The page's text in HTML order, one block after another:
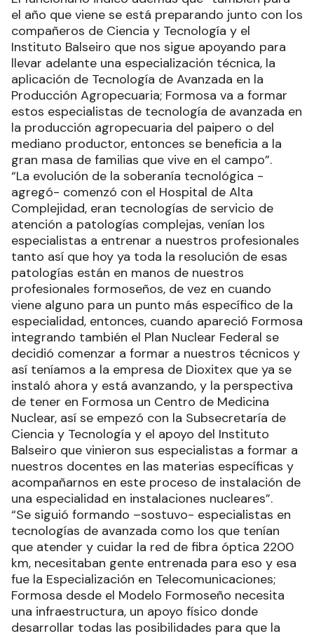
el año que viene se está preparando junto con los
compañeros de Ciencia y Tecnología y el
Instituto Balseiro que nos sigue apoyando para
llevar adelante una especialización técnica, la
aplicación de Tecnología de Avanzada en la
Producción Agropecuaria; Formosa va a formar
estos especialistas de tecnología de avanzada en
la producción agropecuaria del paipero o del
mediano productor, entonces se beneficia a la
gran masa de familias que vive en el campo”.
“La evolución de la soberanía tecnológica -
agregó- comenzó con el Hospital de Alta
Complejidad, eran tecnologías de servicio de
atención a patologías complejas, venían los
especialistas a entrenar a nuestros profesionales
tanto así que hoy ya toda la resolución de esas
patologías están en manos de nuestros
profesionales formoseños, de vez en cuando
viene alguno para un punto más específico de la
especialidad, entonces, cuando apareció Formosa
integrando también el Plan Nuclear Federal se
decidió comenzar a formar a nuestros técnicos y
así teníamos a la empresa de Dioxitex que ya se
instaló ahora y está avanzando, y la perspectiva
de tener en Formosa un Centro de Medicina
Nuclear, así se empezó con la Subsecretaría de
Ciencia y Tecnología y el apoyo del Instituto
Balseiro que vinieron sus especialistas a formar a
nuestros docentes en las materias específicas y
acompañarnos en este proceso de instalación de
una especialidad en instalaciones nucleares”.
“Se siguió formando –sostuvo- especialistas en
tecnologías de avanzada como los que tenían
que atender y cuidar la red de fibra óptica 2200
km, necesitaban gente entrenada para eso y esa
fue la Especialización en Telecomunicaciones;
Formosa desde el Modelo Formoseño necesita
una infraestructura, un apoyo físico donde
desarrollar todas las posibilidades para que la